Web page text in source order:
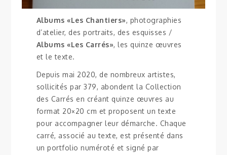
Albums «Les Chantiers», photographies
d’atelier, des portraits, des esquisses /
Albums «Les Carrés», les quinze œuvres
et le texte.
Depuis mai 2020, de nombreux artistes,
sollicités par 379, abondent la Collection
des Carrés en créant quinze œuvres au
format 20×20 cm et proposent un texte
pour accompagner leur démarche. Chaque
carré, associé au texte, est présenté dans
un portfolio numéroté et signé par